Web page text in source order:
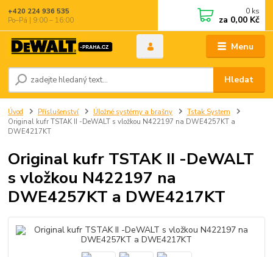
Menu
Hledat
+420 224 936 535
Po–Pá | 9:00 – 16:00
0 ks
za 0,00 Kč
Úvod Příslušenství Úložné systémy a brašny
Tstak System
Original kufr TSTAK II -DeWALT s vložkou N422197 na DWE4257KT a
DWE4217KT
Original kufr TSTAK II -DeWALT
s vložkou N422197 na
DWE4257KT a DWE4217KT